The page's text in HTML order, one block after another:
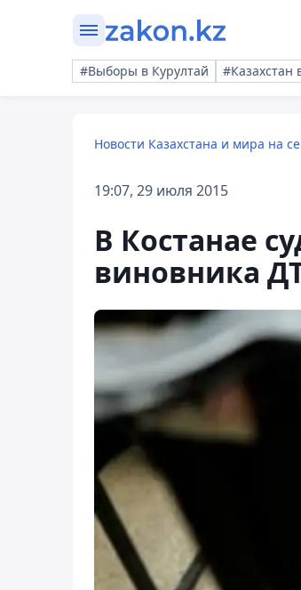
#Выборы в Курултай #Казахстан
Новости Казахстана и мира на
19:07, 29 июля 2015
В Костанае
виновника